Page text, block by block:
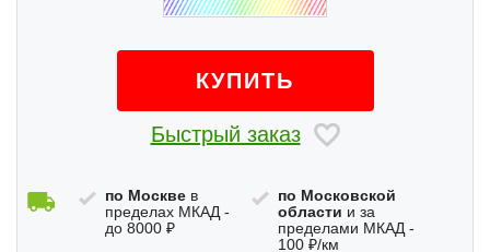
КУПИТЬ
Быстрый заказ
по Москве в
пределах МКАД -
до 8000 ₽
по Московской
области и за
пределами МКАД -
100 ₽/км